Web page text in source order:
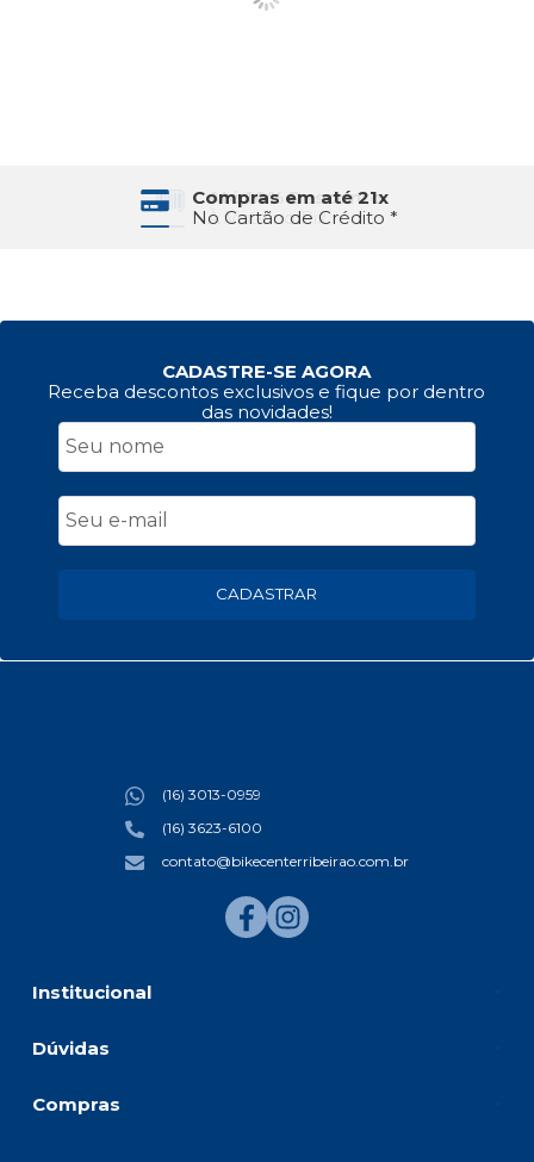
Compras em até 21x
No Cartão de Crédito *
CADASTRE-SE AGORA
Receba descontos exclusivos e fique por dentro
das novidades!
CADASTRAR
Institucional
Dúvidas
Compras
(16) 3013-0959
(16) 3623-6100
contato@bikecenterribeirao.com.br